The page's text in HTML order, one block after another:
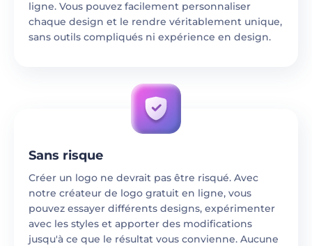
ligne. Vous pouvez facilement personnaliser
chaque design et le rendre véritablement unique,
sans outils compliqués ni expérience en design.
Sans risque
Créer un logo ne devrait pas être risqué. Avec
notre créateur de logo gratuit en ligne, vous
pouvez essayer différents designs, expérimenter
avec les styles et apporter des modifications
jusqu'à ce que le résultat vous convienne. Aucune